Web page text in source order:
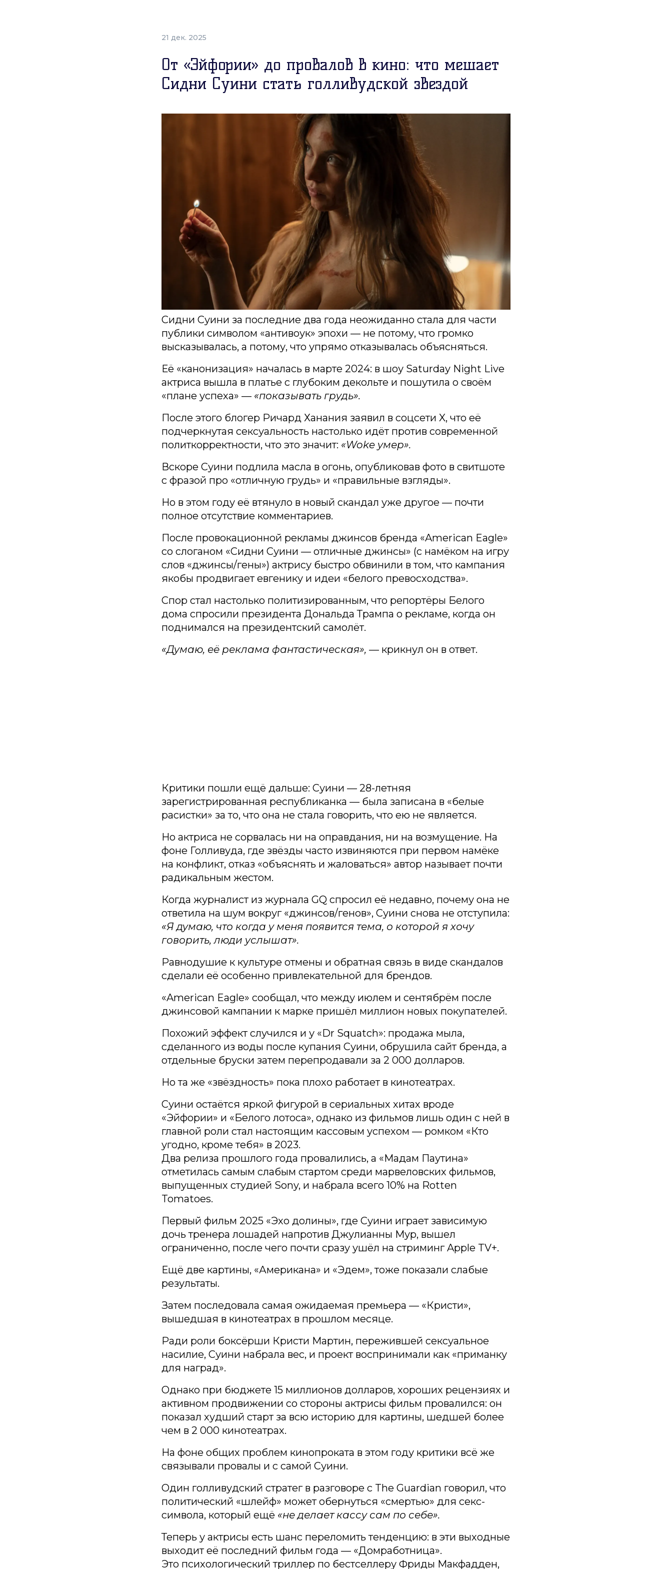
21 дек. 2025
От «Эйфории» до провалов в кино: что мешает
Сидни Суини стать голливудской звездой
Сидни Суини за последние два года неожиданно стала для части
публики символом «антивоук» эпохи — не потому, что громко
высказывалась, а потому, что упрямо отказывалась объясняться.
Её «канонизация» началась в марте 2024: в шоу Saturday Night Live
актриса вышла в платье с глубоким декольте и пошутила о своём
«плане успеха» — «показывать грудь».
После этого блогер Ричард Ханания заявил в соцсети X, что её
подчеркнутая сексуальность настолько идёт против современной
политкорректности, что это значит: «Woke умер».
Вскоре Суини подлила масла в огонь, опубликовав фото в свитшоте
с фразой про «отличную грудь» и «правильные взгляды».
Но в этом году её втянуло в новый скандал уже другое — почти
полное отсутствие комментариев.
После провокационной рекламы джинсов бренда «American Eagle»
со слоганом «Сидни Суини — отличные джинсы» (с намёком на игру
слов «джинсы/гены») актрису быстро обвинили в том, что кампания
якобы продвигает евгенику и идеи «белого превосходства».
Спор стал настолько политизированным, что репортёры Белого
дома спросили президента Дональда Трампа о рекламе, когда он
поднимался на президентский самолёт.
«Думаю, её реклама фантастическая», — крикнул он в ответ.
Критики пошли ещё дальше: Суини — 28-летняя
зарегистрированная республиканка — была записана в «белые
расистки» за то, что она не стала говорить, что ею не является.
Но актриса не сорвалась ни на оправдания, ни на возмущение. На
фоне Голливуда, где звёзды часто извиняются при первом намёке
на конфликт, отказ «объяснять и жаловаться» автор называет почти
радикальным жестом.
Когда журналист из журнала GQ спросил её недавно, почему она не
ответила на шум вокруг «джинсов/генов», Суини снова не отступила:
«Я думаю, что когда у меня появится тема, о которой я хочу
говорить, люди услышат».
Равнодушие к культуре отмены и обратная связь в виде скандалов
сделали её особенно привлекательной для брендов.
«American Eagle» сообщал, что между июлем и сентябрём после
джинсовой кампании к марке пришёл миллион новых покупателей.
Похожий эффект случился и у «Dr Squatch»: продажа мыла,
сделанного из воды после купания Суини, обрушила сайт бренда, а
отдельные бруски затем перепродавали за 2 000 долларов.
Но та же «звёздность» пока плохо работает в кинотеатрах.
Суини остаётся яркой фигурой в сериальных хитах вроде
«Эйфории» и «Белого лотоса», однако из фильмов лишь один с ней в
главной роли стал настоящим кассовым успехом — ромком «Кто
угодно, кроме тебя» в 2023.
Два релиза прошлого года провалились, а «Мадам Паутина»
отметилась самым слабым стартом среди марвеловских фильмов,
выпущенных студией Sony, и набрала всего 10% на Rotten
Tomatoes.
Первый фильм 2025 «Эхо долины», где Суини играет зависимую
дочь тренера лошадей напротив Джулианны Мур, вышел
ограниченно, после чего почти сразу ушёл на стриминг Apple TV+.
Ещё две картины, «Американа» и «Эдем», тоже показали слабые
результаты.
Затем последовала самая ожидаемая премьера — «Кристи»,
вышедшая в кинотеатрах в прошлом месяце.
Ради роли боксёрши Кристи Мартин, пережившей сексуальное
насилие, Суини набрала вес, и проект воспринимали как «приманку
для наград».
Однако при бюджете 15 миллионов долларов, хороших рецензиях и
активном продвижении со стороны актрисы фильм провалился: он
показал худший старт за всю историю для картины, шедшей более
чем в 2 000 кинотеатрах.
На фоне общих проблем кинопроката в этом году критики всё же
связывали провалы и с самой Суини.
Один голливудский стратег в разговоре с The Guardian говорил, что
политический «шлейф» может обернуться «смертью» для секс-
символа, который ещё «не делает кассу сам по себе».
Теперь у актрисы есть шанс переломить тенденцию: в эти выходные
выходит её последний фильм года — «Домработница».
Это психологический триллер по бестселлеру Фриды Макфадден,